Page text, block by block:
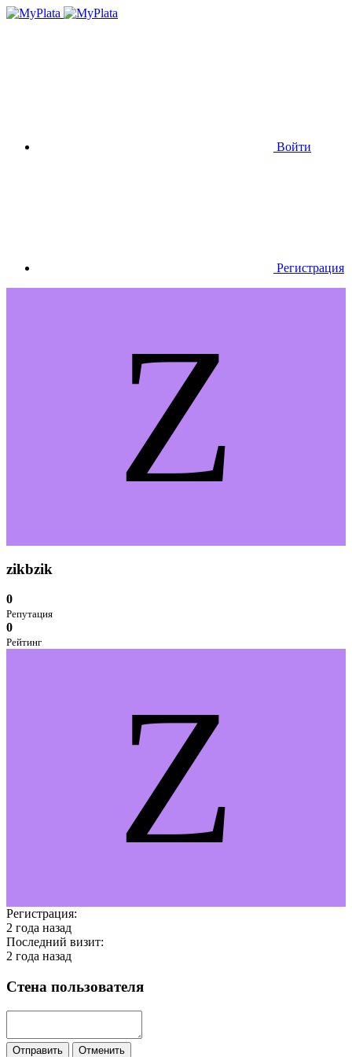
Войти
Регистрация
Z
zikbzik
0
Репутация
0
Рейтинг
Z
Регистрация:
2 года назад
Последний визит:
2 года назад
Стена пользователя
Отправить Отменить